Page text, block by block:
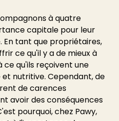
à quatre
capitale pour leur
tant que propriétaires,
ce qu'il y a de mieux à
ce qu'ils reçoivent une
nutritive. Cependant, de
de carences
avoir des conséquences
pourquoi, chez Pawy,